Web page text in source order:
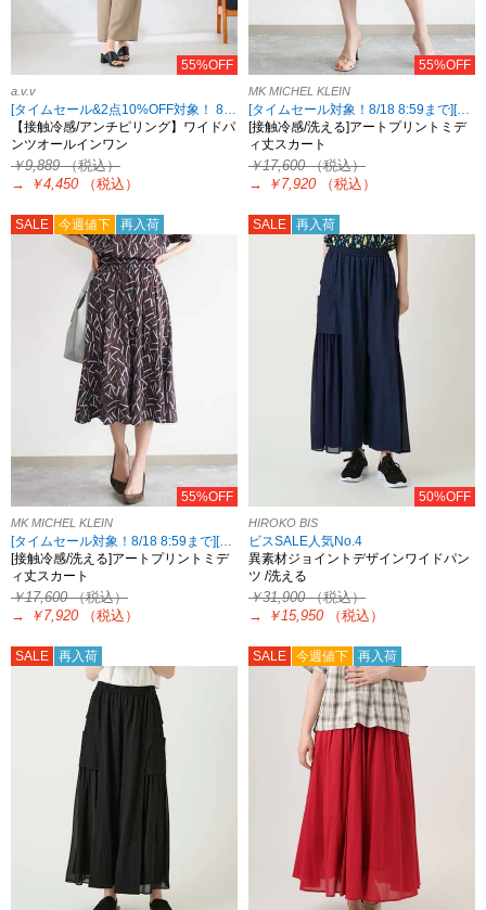
55%OFF
a.v.v
[タイムセール&2点10%OFF対象！ 8/18 8:59まで]
【接触冷感/アンチピリング】ワイドパ
ンツオールインワン
￥9,889（税込）
→
￥4,450 （税込）
55%OFF
MK MICHEL KLEIN
[タイムセール対象！8/18 8:59まで][小さいサイズあり]
[接触冷感/洗える]アートプリントミデ
ィ丈スカート
￥17,600（税込）
→
￥7,920 （税込）
SALE 今週値下 再入荷
55%OFF
MK MICHEL KLEIN
[タイムセール対象！8/18 8:59まで][小さいサイズあり]
[接触冷感/洗える]アートプリントミデ
ィ丈スカート
￥17,600（税込）
→
￥7,920 （税込）
SALE 再入荷
50%OFF
HIROKO BIS
ビスSALE人気No.4
異素材ジョイントデザインワイドパン
ツ /洗える
￥31,900（税込）
→
￥15,950 （税込）
SALE 再入荷 SALE 今週値下 再入荷